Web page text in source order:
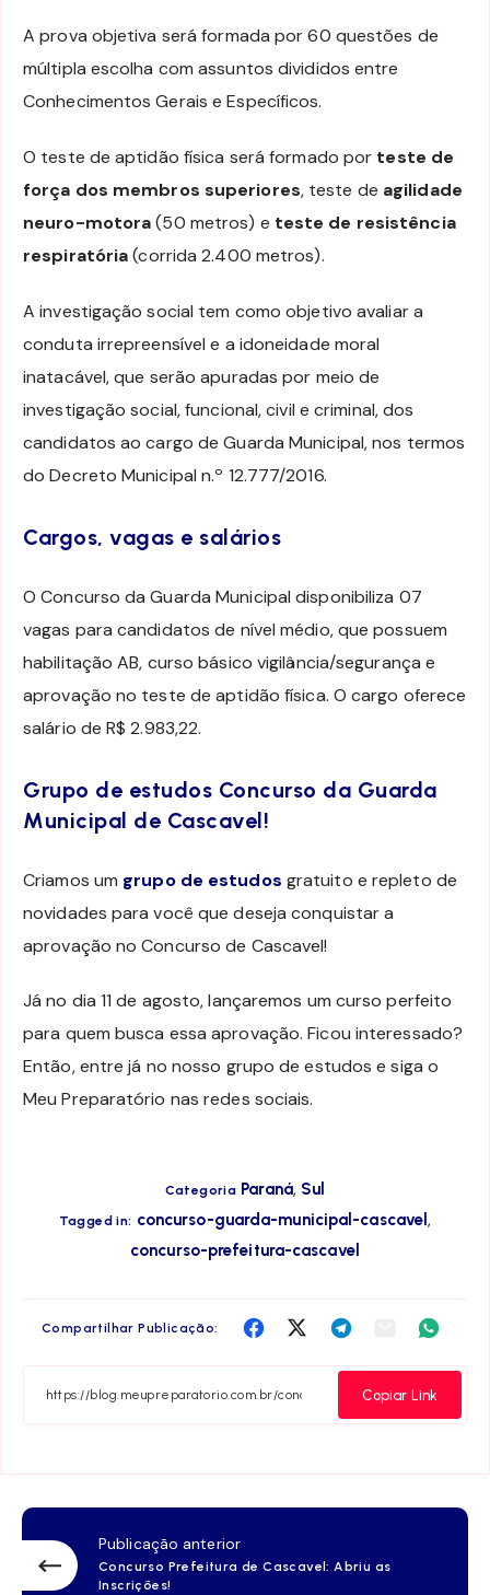
A prova objetiva será formada por 60 questões de
múltipla escolha com assuntos divididos entre
Conhecimentos Gerais e Específicos.
O teste de aptidão física será formado por teste de
força dos membros superiores, teste de agilidade
neuro-motora(50 metros) e teste de resistência
respiratória(corrida 2.400 metros).
A investigação social tem como objetivo avaliar a
conduta irrepreensível e a idoneidade moral
inatacável, que serão apuradas por meio de
investigação social, funcional, civil e criminal, dos
candidatos ao cargo de Guarda Municipal, nos termos
do Decreto Municipal n.º 12.777/2016.
Cargos, vagas e salários
O Concurso da Guarda Municipal disponibiliza 07
vagas para candidatos de nível médio, que possuem
habilitação AB, curso básico vigilância/segurança e
aprovação no teste de aptidão física. O cargo oferece
salário de R$ 2.983,22.
Grupo de estudos Concurso da Guarda
Municipal de Cascavel!
Criamos um grupo de estudos gratuito e repleto de
novidades para você que deseja conquistar a
aprovação no Concurso de Cascavel!
Já no dia 11 de agosto, lançaremos um curso perfeito
para quem busca essa aprovação. Ficou interessado?
Então, entre já no nosso grupo de estudos e siga o
Meu Preparatório nas redes sociais.
Categoria Paraná, Sul
Tagged in: concurso-guarda-municipal-cascavel,
concurso-prefeitura-cascavel
Compartilhar Publicação:
Compartilha
Facebook
CompartilhaCompartilha
Telegram
Compartilha
Email
Copiar Link
Publicação anterior
Concurso Prefeitura de Cascavel: Abriu as
Inscrições!